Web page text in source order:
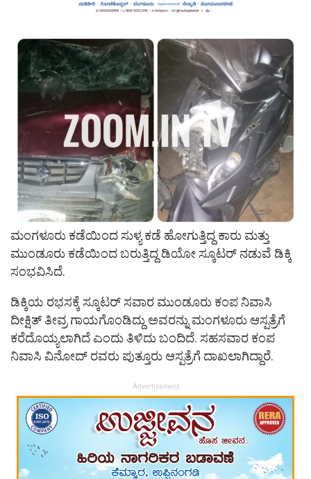
ಮಂಗಳೂರು ಕಡೆಯಿಂದ ಸುಳ್ಯ ಕಡೆ ಹೋಗುತ್ತಿದ್ದ ಕಾರು ಮತ್ತು
ಮುಂಡೂರು ಕಡೆಯಿಂದ ಬರುತ್ತಿದ್ದ ಡಿಯೋ ಸ್ಕೂಟರ್ ನಡುವೆ ಡಿಕ್ಕಿ
ಸಂಭವಿಸಿದೆ.
ಡಿಕ್ಕಿಯ ರಭಸಕ್ಕೆ ಸ್ಕೂಟರ್ ಸವಾರ ಮುಂಡೂರು ಕಂಪ ನಿವಾಸಿ
ದೀಕ್ಷಿತ್ ತೀವ್ರ ಗಾಯಗೊಂಡಿದ್ದು ಅವರನ್ನು ಮಂಗಳೂರು ಆಸ್ಪತ್ರೆಗೆ
ಕರೆದೊಯ್ಯಲಾಗಿದೆ ಎಂದು ತಿಳಿದು ಬಂದಿದೆ. ಸಹಸವಾರ ಕಂಪ
ನಿವಾಸಿ ವಿನೋದ್ ರವರು ಪುತ್ತೂರು ಆಸ್ಪತ್ರೆಗೆ ದಾಖಲಾಗಿದ್ದಾರೆ.
Advertisement